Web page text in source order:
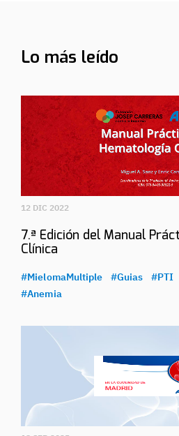
Lo más leído
12 DIC 2022
7.ª Edición del Manual
Clínica
#MielomaMultiple #Guias #PTI
#Anemia